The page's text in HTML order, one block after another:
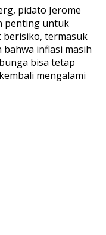
pidato Jerome
penting untuk
berisiko, termasuk
bahwa inflasi masih
bisa tetap
mengalami